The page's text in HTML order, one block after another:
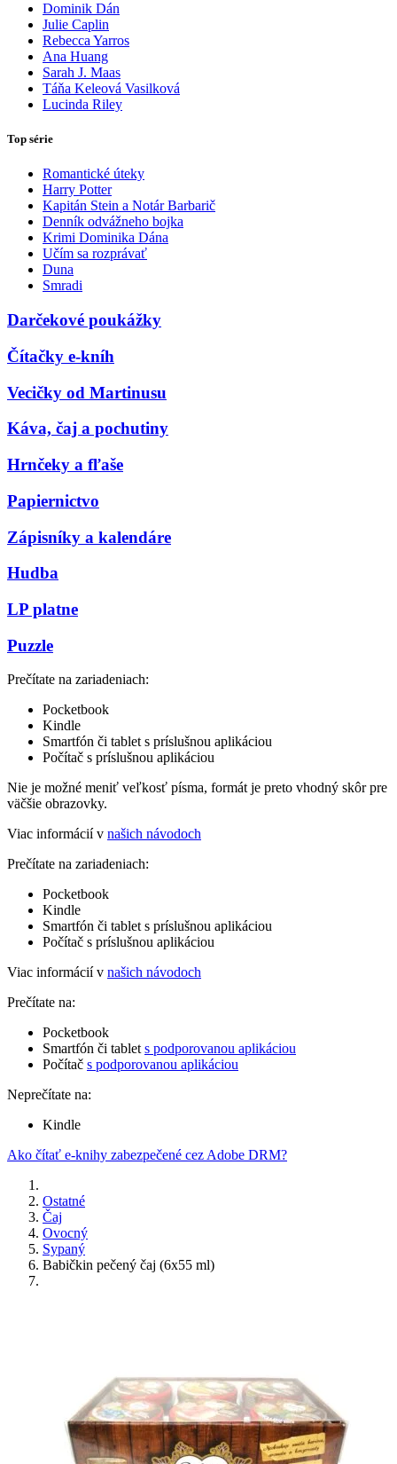
Dominik Dán
Julie Caplin
Rebecca Yarros
Ana Huang
Sarah J. Maas
Táňa Keleová Vasilková
Lucinda Riley
Top série
Romantické úteky
Harry Potter
Kapitán Stein a Notár Barbarič
Denník odvážneho bojka
Krimi Dominika Dána
Učím sa rozprávať
Duna
Smradi
Darčekové poukážky
Čítačky e-kníh
Vecičky od Martinusu
Káva, čaj a pochutiny
Hrnčeky a fľaše
Papiernictvo
Zápisníky a kalendáre
Hudba
LP platne
Puzzle
Prečítate na zariadeniach:
Pocketbook
Kindle
Smartfón či tablet s príslušnou aplikáciou
Počítač s príslušnou aplikáciou
Nie je možné meniť veľkosť písma, formát je preto vhodný skôr pre
väčšie obrazovky.
Viac informácií v našich návodoch
Prečítate na zariadeniach:
Pocketbook
Kindle
Smartfón či tablet s príslušnou aplikáciou
Počítač s príslušnou aplikáciou
Viac informácií v našich návodoch
Prečítate na:
Pocketbook
Smartfón či tablet s podporovanou aplikáciou
Počítač s podporovanou aplikáciou
Neprečítate na:
Kindle
Ako čítať e-knihy zabezpečené cez Adobe DRM?
Ostatné
Čaj
Ovocný
Sypaný
Babičkin pečený čaj (6x55 ml)